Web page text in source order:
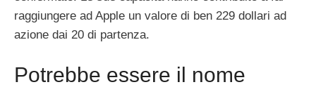
raggiungere ad Apple un valore di ben 229 dollari ad
azione dai 20 di partenza.
Potrebbe essere il nome